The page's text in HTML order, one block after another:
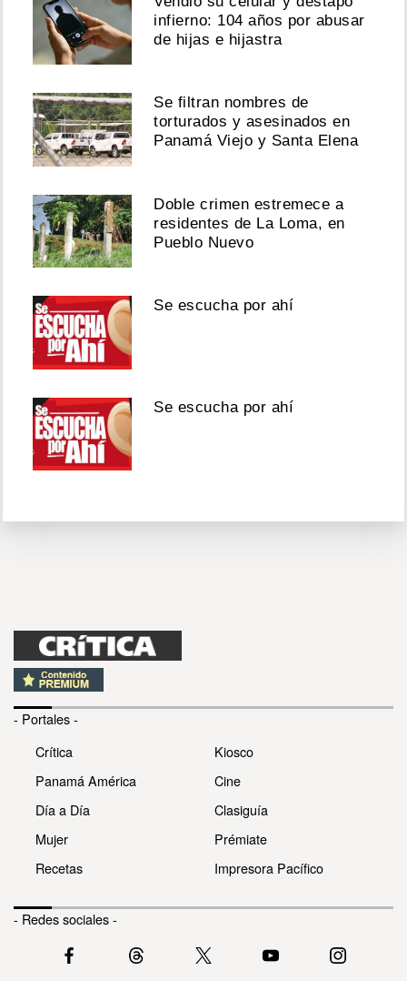
infierno: 104 años por abusar
de hijas e hijastra
Se filtran nombres de
torturados y asesinados en
Panamá Viejo y Santa Elena
Doble crimen estremece a
residentes de La Loma, en
Pueblo Nuevo
Se escucha por ahí
Se escucha por ahí
- Portales -
Crítica
Panamá América
Día a Día
Mujer
Recetas
Kiosco
Cine
Clasiguía
Prémiate
Impresora Pacífico
- Redes sociales -